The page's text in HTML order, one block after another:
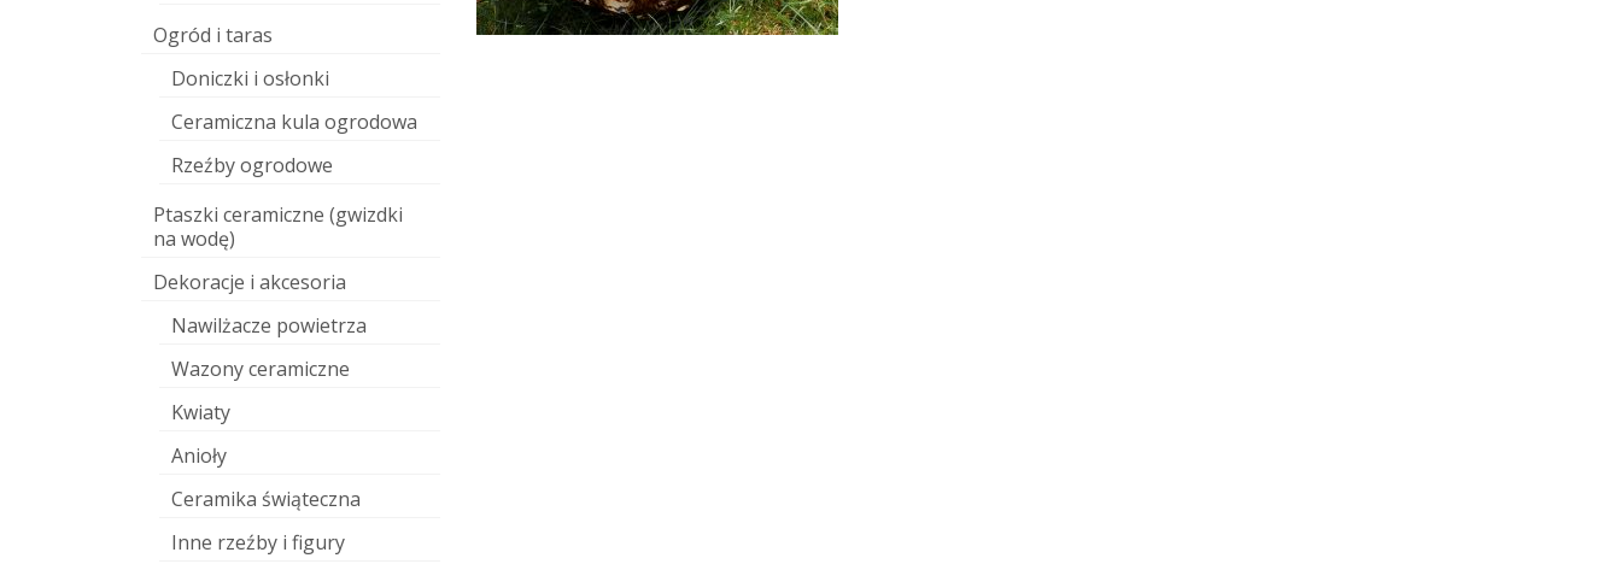
Ogród i taras
Doniczki i osłonki
Ceramiczna kula ogrodowa
Rzeźby ogrodowe
Ptaszki ceramiczne (gwizdki
na wodę)
Dekoracje i akcesoria
Nawilżacze powietrza
Wazony ceramiczne
Kwiaty
Anioły
Ceramika świąteczna
Inne rzeźby i figury